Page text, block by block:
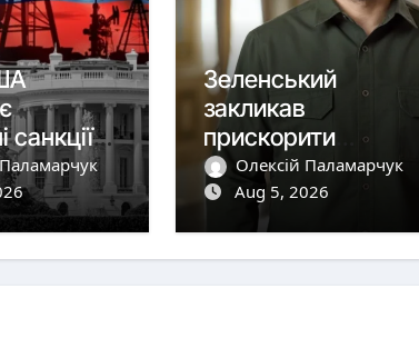
санкції»
Зеленський
закликав
прискорити
постачання
перехоплювачів
після удару РФ
Олексій Паламарчук
Aug 5, 2026